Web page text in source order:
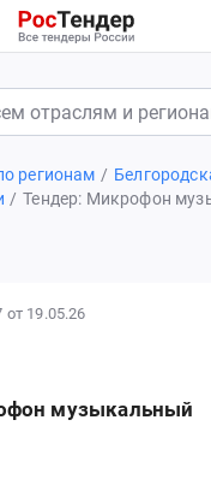
регионам
Тендер: Микрофон
от 19.05.26
музыкальный